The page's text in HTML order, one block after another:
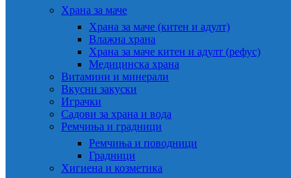
Храна за маче
Храна за маче (китен и адулт)
Влажна храна
Храна за маче китен и адулт (рефус)
Медицинска храна
Витамини и минерали
Вкусни закуски
Играчки
Садови за храна и вода
Ремчиња и градници
Ремчиња и поводници
Градници
Хигиена и козметика